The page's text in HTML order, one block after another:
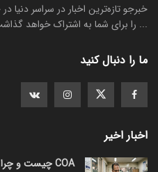
خبرجو تازه‌ترین اخبار در سراسر
... را برای شما به اشتراک خواهد
ما را دنبال کنید
اخبار اخیر
COA چیست و چرا بدون آن نباید ماده شیمیایی خرید؟